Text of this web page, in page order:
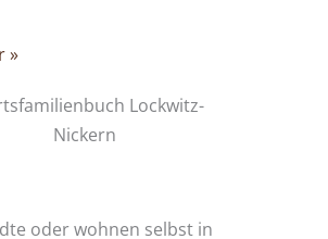
»
oder wohnen selbst in